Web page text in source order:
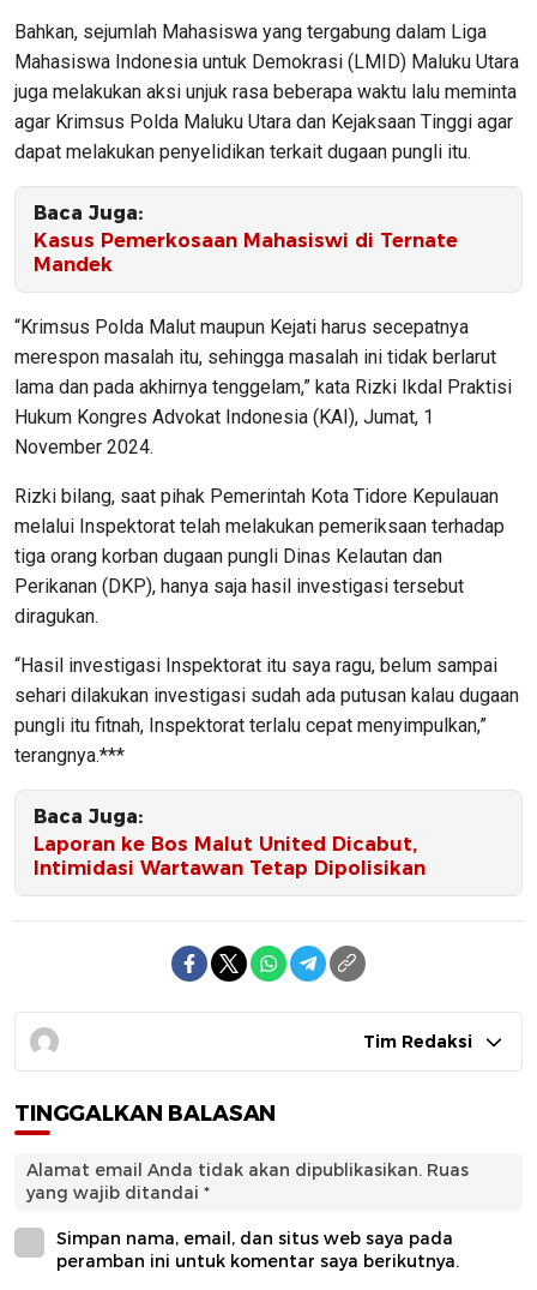
Bahkan, sejumlah Mahasiswa yang tergabung dalam Liga
Mahasiswa Indonesia untuk Demokrasi (LMID) Maluku Utara
juga melakukan aksi unjuk rasa beberapa waktu lalu meminta
agar Krimsus Polda Maluku Utara dan Kejaksaan Tinggi agar
dapat melakukan penyelidikan terkait dugaan pungli itu.
Baca Juga:
Kasus Pemerkosaan Mahasiswi di Ternate
Mandek
“Krimsus Polda Malut maupun Kejati harus secepatnya
merespon masalah itu, sehingga masalah ini tidak berlarut
lama dan pada akhirnya tenggelam,” kata Rizki Ikdal Praktisi
Hukum Kongres Advokat Indonesia (KAI), Jumat, 1
November 2024.
Rizki bilang, saat pihak Pemerintah Kota Tidore Kepulauan
melalui Inspektorat telah melakukan pemeriksaan terhadap
tiga orang korban dugaan pungli Dinas Kelautan dan
Perikanan (DKP), hanya saja hasil investigasi tersebut
diragukan.
“Hasil investigasi Inspektorat itu saya ragu, belum sampai
sehari dilakukan investigasi sudah ada putusan kalau dugaan
pungli itu fitnah, Inspektorat terlalu cepat menyimpulkan,”
terangnya.***
Baca Juga:
Laporan ke Bos Malut United Dicabut,
Intimidasi Wartawan Tetap Dipolisikan
Tim Redaksi
TINGGALKAN BALASAN
Alamat email Anda tidak akan dipublikasikan. Ruas
yang wajib ditandai *
Simpan nama, email, dan situs web saya pada
peramban ini untuk komentar saya berikutnya.